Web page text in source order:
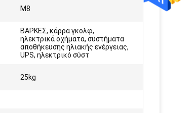
Μ8
ΒΑΡΚΕΣ, κάρρα γκολφ,
ηλεκτρικά οχήματα, συστήματα
αποθήκευσης ηλιακής ενέργειας,
UPS, ηλεκτρικό σύστ
25kg